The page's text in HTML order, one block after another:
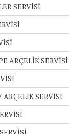
SERVİSİ
ARÇELİK SERVİSİ
ARÇELİK SERVİSİ